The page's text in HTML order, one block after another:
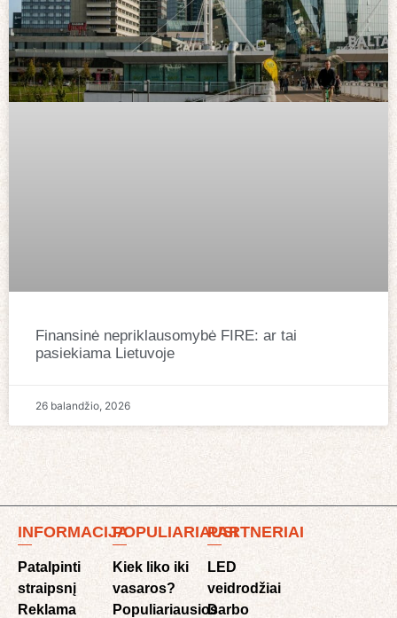
Finansinė nepriklausomybė FIRE: ar tai
pasiekiama Lietuvoje
26 balandžio, 2026
INFORMACIJA
Patalpinti
straipsnį
Reklama
POPULIARIAUSI
Kiek liko iki
vasaros?
Populiariausios
PARTNERIAI
LED
veidrodžiai
Darbo